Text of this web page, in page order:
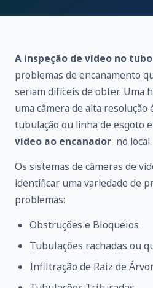
A inspeção de vídeo no tubo
problemas de encanamento
seriam difíceis de obter. Uma
uma câmera de alta resolução
tubulação ou linha de esgoto
vídeo ao encanador no local.
Os sistemas de câmeras de
identificar uma variedade de
problemas:
Obstruções e Bloqueios
Tubulações rachadas ou
Infiltração de Raiz de